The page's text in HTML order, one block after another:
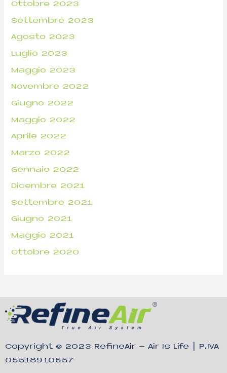
Ottobre 2023
Settembre 2023
Agosto 2023
Luglio 2023
Maggio 2023
Novembre 2022
Giugno 2022
Maggio 2022
Aprile 2022
Marzo 2022
Gennaio 2022
Dicembre 2021
Settembre 2021
Giugno 2021
Maggio 2021
Ottobre 2020
Copyright © 2023 RefineAir – Air Is Life | P.IVA
05518910657